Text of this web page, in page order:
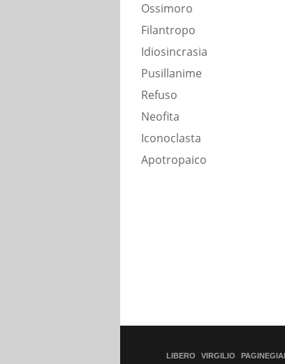
Ossimoro
Filantropo
Idiosincrasia
Pusillanime
Refuso
Neofita
Iconoclasta
Apotropaico
LIBERO VIRGILIO